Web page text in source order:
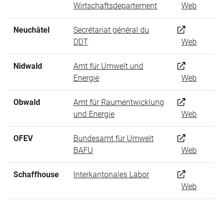
Wirtschaftsdepartement
Web
Neuchâtel
Secrétariat général du
DDT
Web
Nidwald
Amt für Umwelt und
Energie
Web
Obwald
Amt für Raumentwicklung
und Energie
Web
OFEV
Bundesamt für Umwelt
BAFU
Web
Schaffhouse
Interkantonales Labor
Web